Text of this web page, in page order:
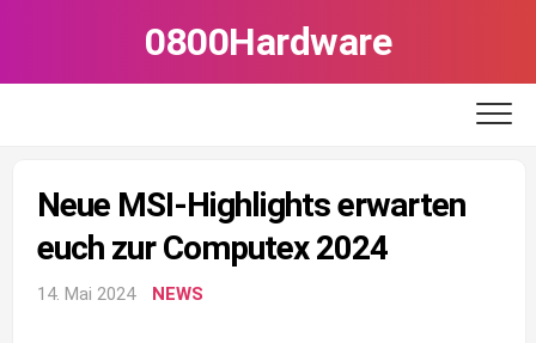
0800Hardware
Neue MSI-Highlights erwarten
euch zur Computex 2024
14. Mai 2024 NEWS